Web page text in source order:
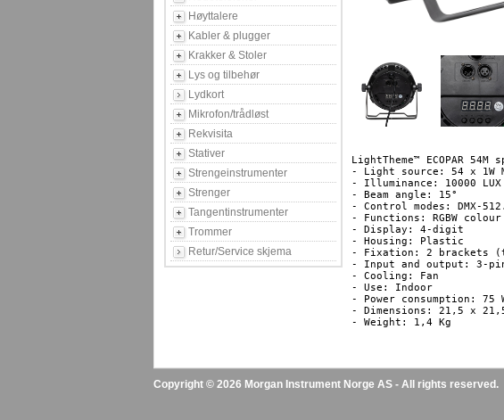
Høyttalere
Kabler & plugger
Krakker & Stoler
Lys og tilbehør
Lydkort
Mikrofon/trådløst
Rekvisita
Stativer
Strengeinstrumenter
Strenger
Tangentinstrumenter
Trommer
Retur/Service skjema
LightTheme™ ECOPAR
- Light source: 54 x 1W
- Illuminance: 10000
- Beam angle: 15°
- Control modes: DMX-
- Functions: RGBW
- Display: 4-digit
- Housing: Plastic
- Fixation: 2 brackets
- Input and output: 3-pin
- Cooling: Fan
- Use: Indoor
- Power consumption: 75
- Dimensions: 21,5 x
Copyright © 2026 Morgan Instrument Norge AS - All rights reserved.